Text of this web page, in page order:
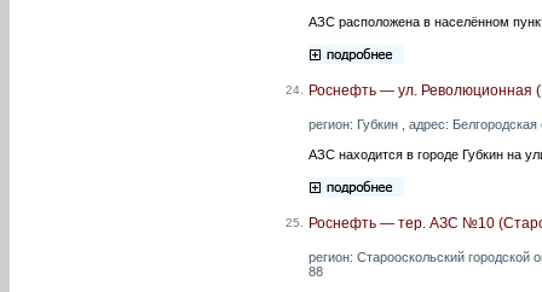
АЗС расположена в населённом
24. Роснефть — ул. Революционная
регион: Губкин , адрес:
АЗС находится в городе Губкин на
25. Роснефть — тер. АЗС №10
регион: Старооскольский
88